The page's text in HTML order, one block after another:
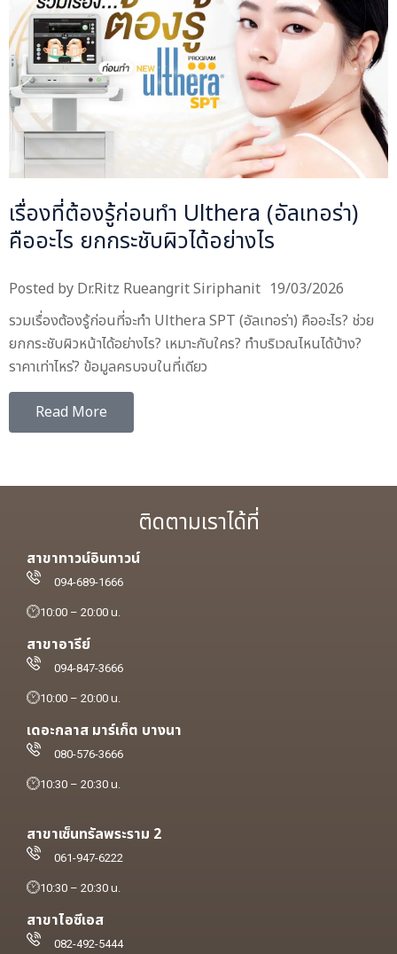
เรื่องที่ต้องรู้ก่อนทำ Ulthera (อัลเทอร่า)
คืออะไร ยกกระชับผิวได้อย่างไร
Posted by Dr.Ritz Rueangrit Siriphanit 19/03/2026
รวมเรื่องต้องรู้ก่อนที่จะทำ Ulthera SPT (อัลเทอร่า) คืออะไร? ช่วย
ยกกระชับผิวหน้าได้อย่างไร? เหมาะกับใคร? ทำบริเวณไหนได้บ้าง?
ราคาเท่าไหร่? ข้อมูลครบจบในที่เดียว
Read More
ติดตามเราได้ที่
สาขาทาวน์อินทาวน์
094-689-1666
10:00 – 20:00 น.
สาขาอารีย์
094-847-3666
10:00 – 20:00 น.
เดอะกลาส มาร์เก็ต บางนา
080-576-3666
10:30 – 20:30 น.
สาขาเซ็นทรัลพระราม 2
061-947-6222
10:30 – 20:30 น.
สาขาไอซีเอส
082-492-5444